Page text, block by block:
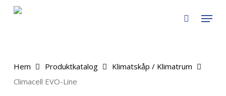
search
Menu
Hem Produktkatalog
Klimatskåp / Klimatrum
Climacell EVO-Line